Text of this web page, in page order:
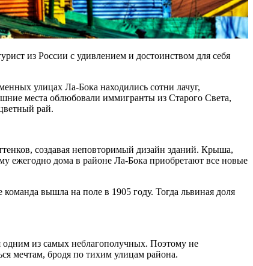
из России с удивлением и достоинством для себя
улицах Ла-Бока находились сотни лачуг,
места облюбовали иммигранты из Старого Света,
рай.
создавая неповторимый дизайн зданий. Крыша,
ежегодно дома в районе Ла-Бока приобретают все новые
вышла на поле в 1905 году. Тогда львиная доля
одним из самых неблагополучных. Поэтому не
мечтам, бродя по тихим улицам района.